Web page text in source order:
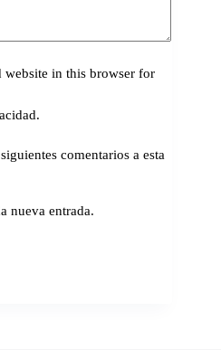
website in this browser for
comentarios a esta
nueva entrada.